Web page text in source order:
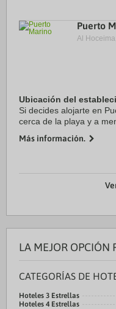
Puerto
Al
Ubicación del
Si decides alojarte en
cerca de la playa y a
Además, este hotel se
Más información.
LA MEJOR OPCIÓN
CATEGORÍAS DE
Hoteles 3 Estrellas
Hoteles 4 Estrellas